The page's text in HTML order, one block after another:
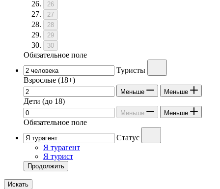
26
27
28
29
30
Обязательное поле
Туристы
Взрослые (18+)
Меньше Меньше
Дети (до 18)
Меньше Меньше
Обязательное поле
Статус
Я турагент
Я турист
Продолжить
Искать